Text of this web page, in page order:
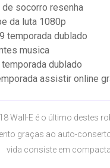
de socorro resenha
da luta 1080p
temporada dublado
musica
dublado
assistir online
Wall-E é o último destes
graças ao auto-
vida consiste em